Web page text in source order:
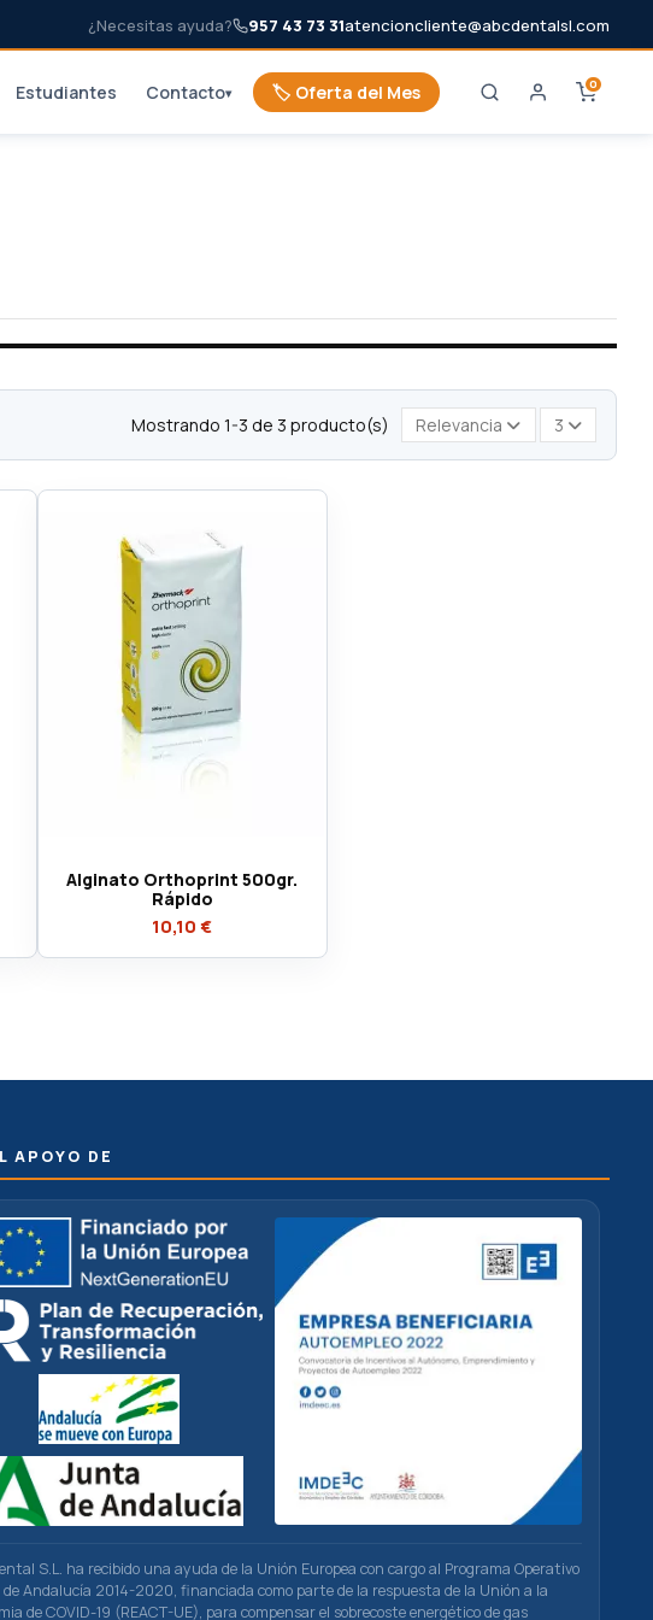
¿Necesitas ayuda? 957 43 73 31atencioncliente@abcdentalsl.com
Estudiantes Contacto▾ 🏷️ Oferta del Mes 0
Mostrando 1-3 de 3 producto(s) Relevancia 3
Alginato Orthoprint 500gr.
Rápido
10,10 €
APOYO DE
S.L. ha recibido una ayuda de la Unión Europea con cargo al Programa Operativo
de Andalucía 2014-2020, financiada como parte de la respuesta de la Unión a la
de COVID-19 (REACT-UE), para compensar el sobrecoste energético de gas